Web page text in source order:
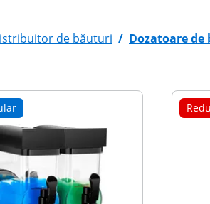
de băuturi / Dozatoare